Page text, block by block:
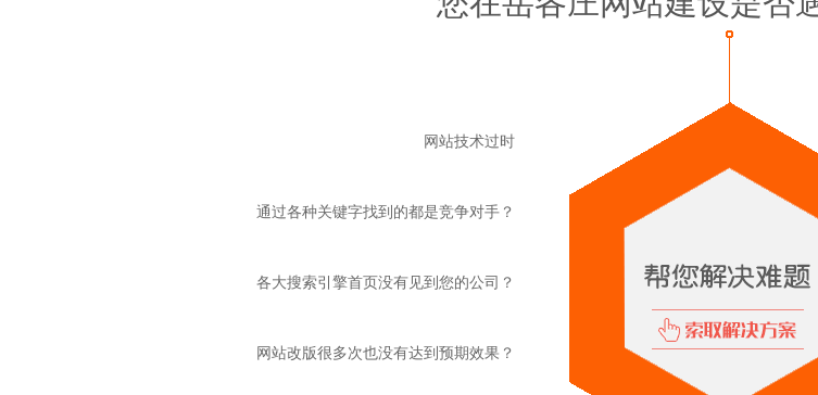
网站技术过时
通过各种关键字找到的都是竞争对手？
各大搜索引擎首页没有见到您的公司？
网站改版很多次也没有达到预期效果？